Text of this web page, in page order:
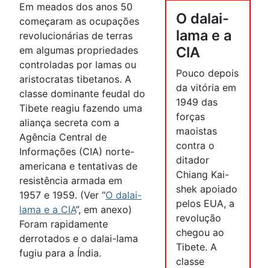
O dalai-
lama e a
CIA
Pouco depois
da vitória em
1949 das
forças
maoistas
contra o
ditador
Chiang Kai-
shek apoiado
pelos EUA, a
revolução
chegou ao
Tibete. A
classe
Em meados dos anos 50
começaram as ocupações
revolucionárias de terras
em algumas propriedades
controladas por lamas ou
aristocratas tibetanos. A
classe dominante feudal do
Tibete reagiu fazendo uma
aliança secreta com a
Agência Central de
Informações (CIA) norte-
americana e tentativas de
resistência armada em
1957 e 1959. (Ver “O dalai-
lama e a CIA”, em anexo)
Foram rapidamente
derrotados e o dalai-lama
fugiu para a Índia.